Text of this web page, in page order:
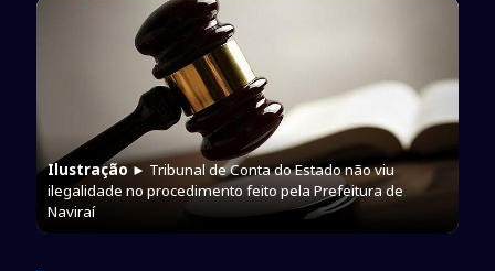
Ilustração► Tribunal de Conta do Estado não viu
ilegalidade no procedimento feito pela Prefeitura de
Naviraí